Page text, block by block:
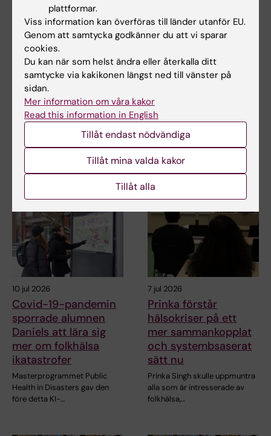
14 jul 2026
Centrum för
hälsokriser deltar i
EU-möte om Europas
beredskap för nästa
hälsokris
I början av juli deltog Maja
Fjaestad som representant för
Centrum för
hälsokriser deltar i
EU-möte om Europas
beredskap för nästa
hälsokris
I början av juli deltog Maja
Fjaestad som representant för
Centrum för…
10 jul 2026
Covid-19-pandemin
sporrade alumnen
Daniels att lära sig
mer om folkhälsa
ikatastrofer
Masterprogrammet Public
Health in Disasters gav den
före detta KI-…
7 jul 2026
Prinka förstår
hälsokriser på ett
mer sammankopplat
och systembsaserat
sätt nu
Prinka Singh skulle uppmuntra
alla som är intresserade av
folkhälsa,…
plattformar.
Viss information kan överföras till länder utanför EU.
Genom att samtycka godkänner du att vi sparar
cookies.
Du kan när som helst ändra eller återkalla ditt
samtycke via kakikonen längst ned till vänster på
sidan.
Mer information om våra kakor
Read this information in English
Tillåt endast nödvändiga
Tillåt mina valda kakor
Tillåt alla